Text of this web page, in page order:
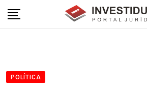
POLÍTICA